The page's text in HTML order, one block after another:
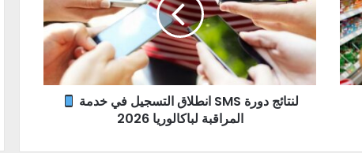
المراقبة لباكالوريا 2026